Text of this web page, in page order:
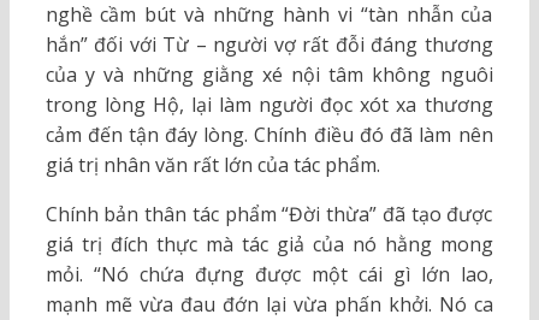
nghề cầm bút và những hành vi “tàn nhẫn của
hắn” đối với Từ – người vợ rất đỗi đáng thương
của y và những giằng xé nội tâm không nguôi
trong lòng Hộ, lại làm người đọc xót xa thương
cảm đến tận đáy lòng. Chính điều đó đã làm nên
giá trị nhân văn rất lớn của tác phẩm.
Chính bản thân tác phẩm “Đời thừa” đã tạo được
giá trị đích thực mà tác giả của nó hằng mong
mỏi. “Nó chứa đựng được một cái gì lớn lao,
mạnh mẽ vừa đau đớn lại vừa phấn khởi. Nó ca